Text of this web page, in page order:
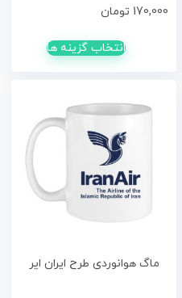
170,000 تومان
انتخاب گزینه ها
ماگ هوانوردی طرح ایران ایر